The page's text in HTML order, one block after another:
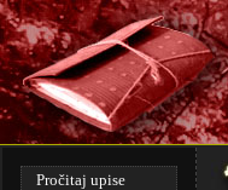
Pročitaj upise